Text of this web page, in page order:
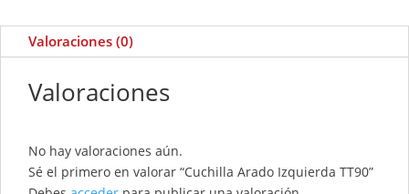
Valoraciones (0)
Valoraciones
No hay valoraciones aún.
Sé el primero en valorar “Cuchilla Arado Izquierda TT90”